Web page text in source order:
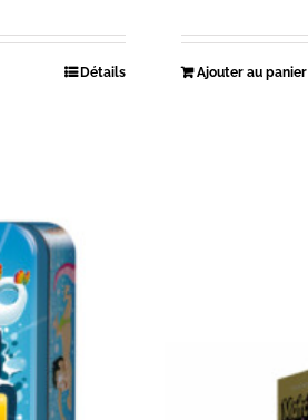
Détails Ajouter au panier